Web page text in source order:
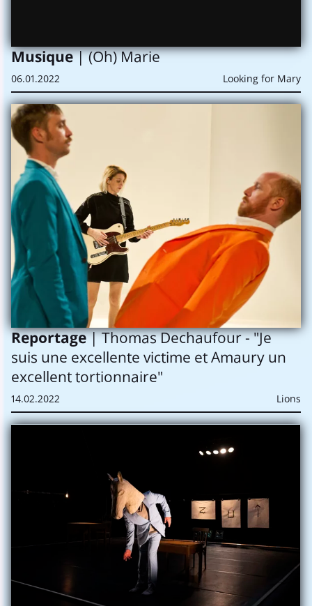
Musique| (Oh) Marie
06.01.2022 Looking for Mary
Reportage| Thomas Dechaufour - "Je
suis une excellente victime et Amaury un
excellent tortionnaire"
14.02.2022 Lions
×